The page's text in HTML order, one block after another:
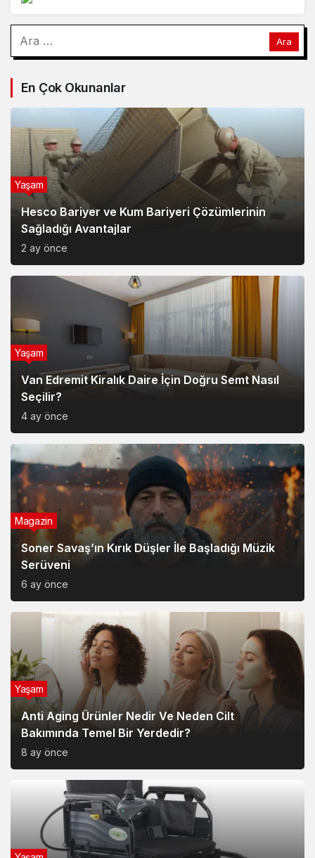
En Çok Okunanlar
Hesco Bariyer ve Kum Bariyeri Çözümlerinin
Sağladığı Avantajlar
2 ay önce
Yaşam
Van Edremit Kiralık Daire İçin Doğru Semt Nasıl
Seçilir?
4 ay önce
Yaşam
Soner Savaş’ın Kırık Düşler İle Başladığı Müzik
Serüveni
6 ay önce
Magazin
Anti Aging Ürünler Nedir Ve Neden Cilt
Bakımında Temel Bir Yerdedir?
8 ay önce
Yaşam